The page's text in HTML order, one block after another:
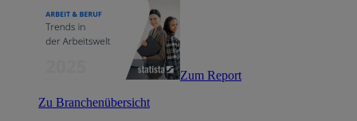
Zum Report
Zu Branchenübersicht